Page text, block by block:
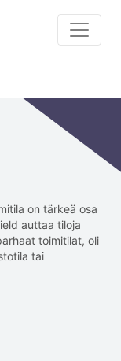
on tärkeä osa
auttaa tiloja
toimitilat, oli
tai